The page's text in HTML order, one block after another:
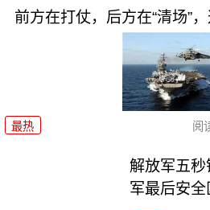
前方在打仗，后方在“清场”
最热 阅
解放军五
军最后安全